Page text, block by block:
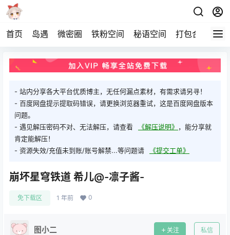
首页 岛遇 微密圈 铁粉空间 秘语空间 打包合集 关
- 站内分享各大平台优质博主，无任何漏点素材，有需求请另寻！
- 百度网盘提示提取码错误，请更换浏览器重试，这是百度网盘版本
问题。
- 遇见解压密码不对、无法解压，请查看
《解压说明》 ，能分享就
肯定能解压！
- 资源失效/充值未到账/账号解禁...等问题请
《提交工单》
崩坏星穹铁道 希儿@-凛子酱-
免下载区 1 年前 0
图小二 关注 私信